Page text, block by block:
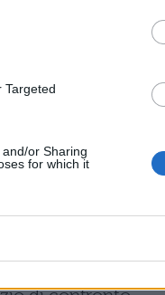
Targeted
or Sharing
for which it
del digitale si è
iniziative più
partecipanti
tra
già completati